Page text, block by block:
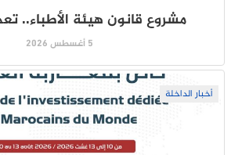
مشروع قانون هيئة الأطباء..
5 أغسطس 2026
أخبار الداخلة